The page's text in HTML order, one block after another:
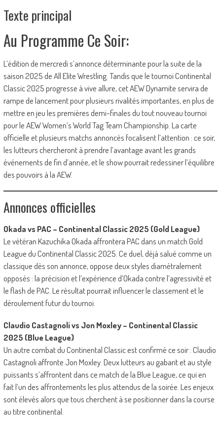
Texte principal
Au Programme Ce Soir:
L’édition de mercredi s’annonce déterminante pour la suite de la
saison 2025 de All Elite Wrestling. Tandis que le tournoi Continental
Classic 2025 progresse à vive allure, cet AEW Dynamite servira de
rampe de lancement pour plusieurs rivalités importantes, en plus de
mettre en jeu les premières demi-finales du tout nouveau tournoi
pour le AEW Women’s World Tag Team Championship. La carte
officielle et plusieurs matchs annoncés focalisent l’attention : ce soir,
les lutteurs chercheront à prendre l’avantage avant les grands
événements de fin d’année, et le show pourrait redessiner l’équilibre
des pouvoirs à la AEW.
Annonces officielles
Okada vs PAC – Continental Classic 2025 (Gold League)
Le vétéran Kazuchika Okada affrontera PAC dans un match Gold
League du Continental Classic 2025. Ce duel, déjà salué comme un
classique dès son annonce, oppose deux styles diamétralement
opposés : la précision et l’expérience d’Okada contre l’agressivité et
le flash de PAC. Le résultat pourrait influencer le classement et le
déroulement futur du tournoi.
Claudio Castagnoli vs Jon Moxley – Continental Classic
2025 (Blue League)
Un autre combat du Continental Classic est confirmé ce soir : Claudio
Castagnoli affronte Jon Moxley. Deux lutteurs au gabarit et au style
puissants s’affrontent dans ce match de la Blue League, ce qui en
fait l’un des affrontements les plus attendus de la soirée. Les enjeux
sont élevés alors que tous cherchent à se positionner dans la course
au titre continental.